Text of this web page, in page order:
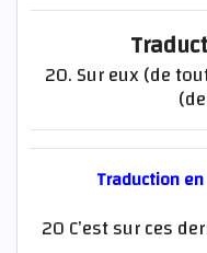
20. Sur eux (de
Traduction
20 C’est sur ces